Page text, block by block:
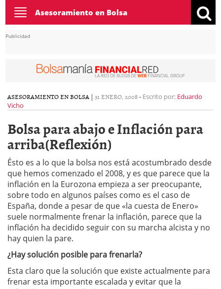
Toggle
navigation
Asesoramiento en Bolsa
Publicidad
ASESORAMIENTO EN BOLSA | 31 ENERO, 2008- Escrito por: Eduardo
Vicho
Bolsa para abajo e Inflación para
arriba(Reflexión)
Ésto es a lo que la bolsa nos está acostumbrado desde
que hemos comenzado el 2008, y es que parece que la
inflación en la Eurozona empieza a ser preocupante,
sobre todo en algunos países como es el caso de
España, donde a pesar de que «la cuesta de Enero»
suele normalmente frenar la inflación, parece que la
inflación ha decidido seguir con su marcha alcista y no
hay quien la pare.
¿Hay solución posible para frenarla?
Esta claro que la solución que existe actualmente para
frenar esta importante escalada y evitar que la